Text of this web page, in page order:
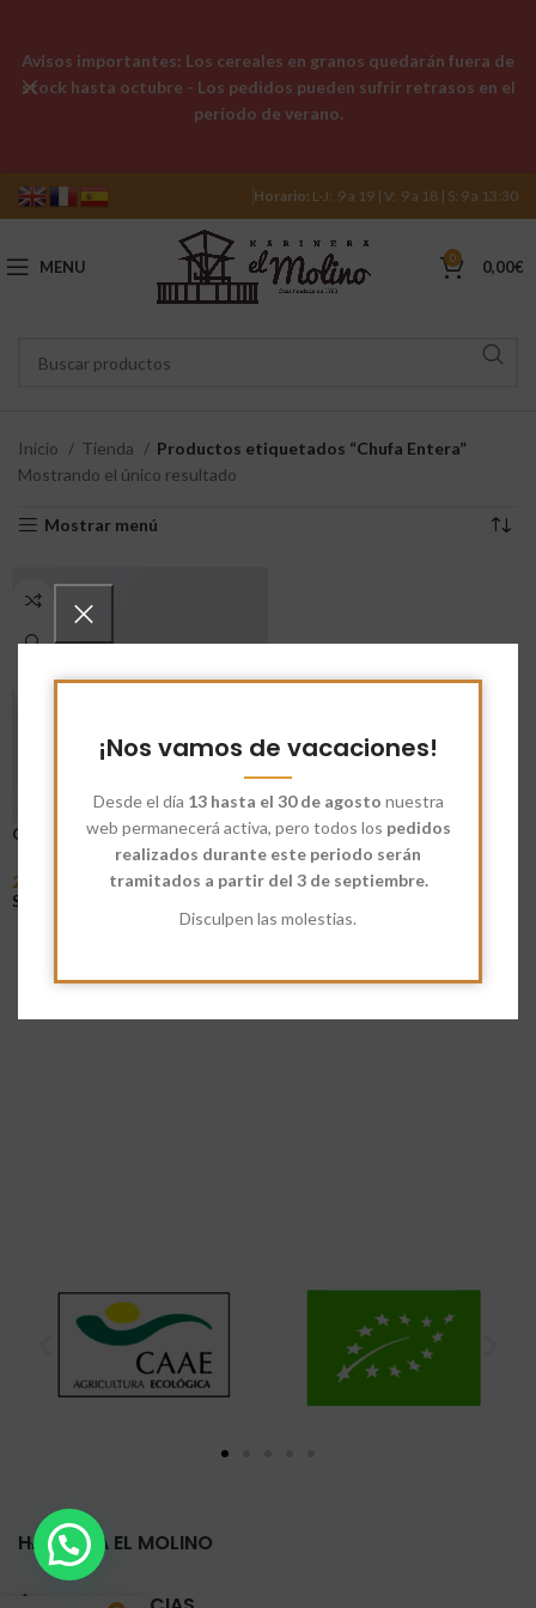
¡Nos vamos de vacaciones!
Desde el día 13 hasta el 30 de agosto nuestra
web permanecerá activa, pero todos los pedidos
realizados durante este periodo serán
tramitados a partir del 3 de septiembre.
Disculpen las molestias.
Horario: L-J: 9 a 19 | V: 9 a 18 | S: 9 a 13:30
MENU 0 0,00€
Inicio Tienda
Productos etiquetados “Chufa Entera”
Mostrando el único resultado
Mostrar menú
Chufa Entera
2,60
Seleccionar Opciones
HARINERA EL MOLINO
Avisos importantes: Los cereales en granos quedarán fuera de
stock hasta octubre - Los pedidos pueden sufrir retrasos en el
período de verano.